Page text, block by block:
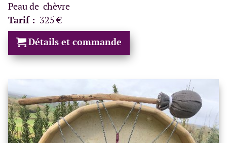
Peau de chèvre
Tarif : 325 €
Détails et commande